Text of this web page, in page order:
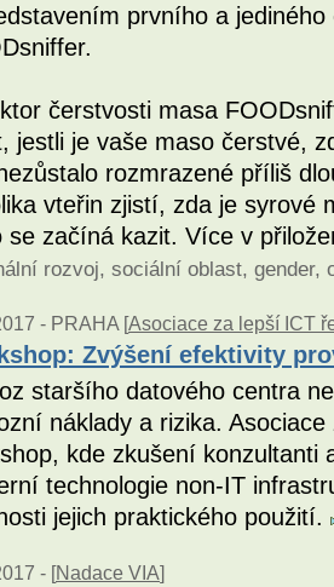
prvního a
čerstvosti masa
jestli je vaše maso čerstvé,
rozmrazené příliš
vteřin zjistí, zda je syrové
se začíná kazit. Více v
rozvoj, sociální oblast, gender,
- PRAHA [Asociace za lepší ICT
Zvýšení efektivity
staršího datového centra
náklady a rizika.
kde zkušení konzultanti
technologie non-IT
jejich praktického použití.
- [Nadace VIA]